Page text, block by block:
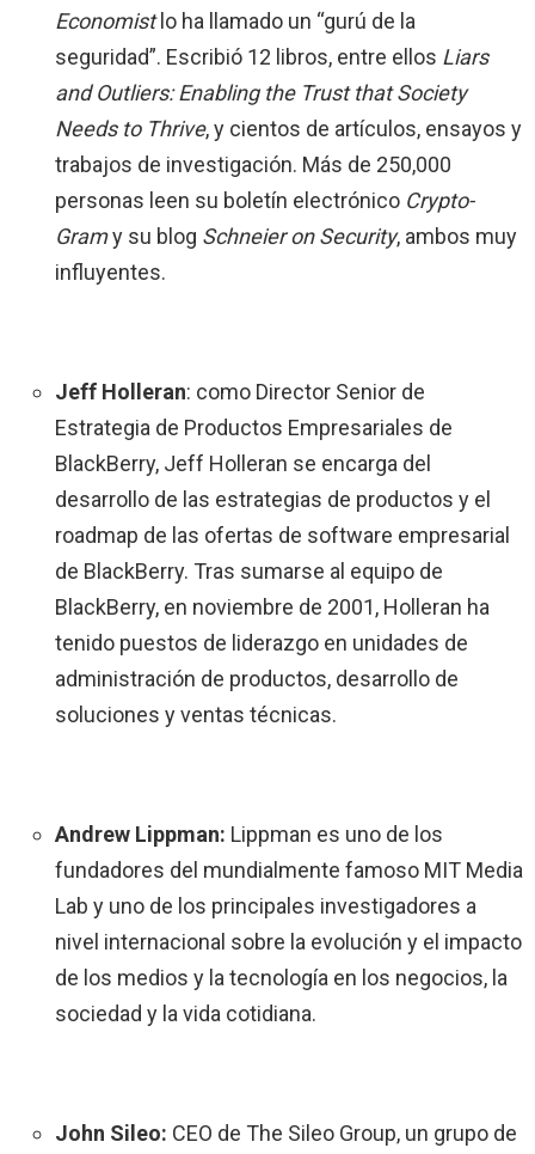
Economistlo ha llamado un “gurú de la
seguridad”. Escribió 12 libros, entre ellos Liars
and Outliers: Enabling the Trust that Society
Needs to Thrive, y cientos de artículos, ensayos y
trabajos de investigación. Más de 250,000
personas leen su boletín electrónico Crypto-
Gramy su blog Schneier on Security, ambos muy
influyentes.
Jeff Holleran: como Director Senior de
Estrategia de Productos Empresariales de
BlackBerry, Jeff Holleran se encarga del
desarrollo de las estrategias de productos y el
roadmap de las ofertas de software empresarial
de BlackBerry. Tras sumarse al equipo de
BlackBerry, en noviembre de 2001, Holleran ha
tenido puestos de liderazgo en unidades de
administración de productos, desarrollo de
soluciones y ventas técnicas.
Andrew Lippman: Lippman es uno de los
fundadores del mundialmente famoso MIT Media
Lab y uno de los principales investigadores a
nivel internacional sobre la evolución y el impacto
de los medios y la tecnología en los negocios, la
sociedad y la vida cotidiana.
John Sileo: CEO de The Sileo Group, un grupo de